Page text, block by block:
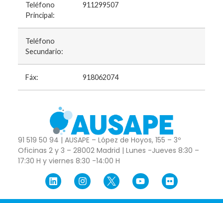
Teléfono
Principal:
911299507
Teléfono
Secundario:
Fáx: 918062074
91 519 50 94 | AUSAPE – López de Hoyos, 155 – 3º
Oficinas 2 y 3 – 28002 Madrid | Lunes -Jueves 8:30 –
17:30 H y viernes 8:30 -14:00 H